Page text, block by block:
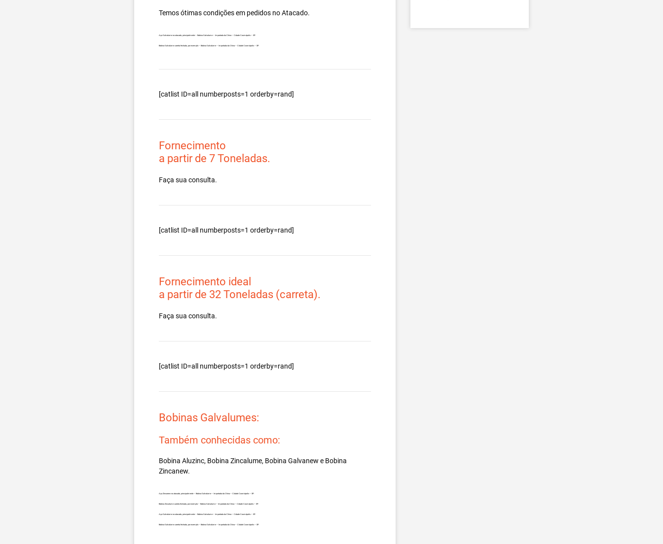
Temos ótimas condições em pedidos no Atacado.
Aço Galvalume no atacado, principalmente – Bobina Galvalume – Importada da China – Cidade Cosmópolis – SP.
Bobina Galvalume carreta fechada, por exemplo – Bobina Galvalume – Importada da China – Cidade Cosmópolis – SP.
[catlist ID=all numberposts=1 orderby=rand]
Fornecimento
a partir de 7 Toneladas.
Faça sua consulta.
[catlist ID=all numberposts=1 orderby=rand]
Fornecimento ideal
a partir de 32 Toneladas (carreta).
Faça sua consulta.
[catlist ID=all numberposts=1 orderby=rand]
Bobinas Galvalumes:
Também conhecidas como:
Bobina Aluzinc, Bobina Zincalume, Bobina Galvanew e Bobina
Zincanew.
Aço Zincanew no atacado, principalmente – Bobina Galvalume – Importada da China – Cidade Cosmópolis – SP.
Bobina Zincalume carreta fechada, por exemplo – Bobina Galvalume – Importada da China – Cidade Cosmópolis – SP.
Aço Galvalume no atacado, principalmente – Bobina Galvalume – Importada da China – Cidade Cosmópolis – SP.
Bobina Galvalume carreta fechada, por exemplo – Bobina Galvalume – Importada da China – Cidade Cosmópolis – SP.